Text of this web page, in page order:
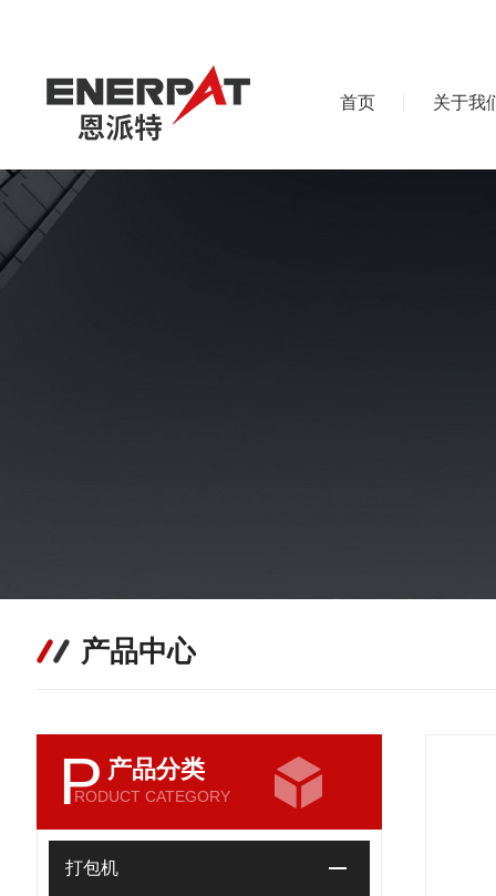
首页 关于我
产品中心
P 产品分类
RODUCT CATEGORY
打包机